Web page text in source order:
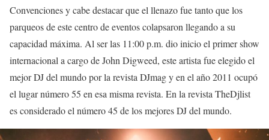
Convenciones y cabe destacar que el llenazo fue tanto que los
parqueos de este centro de eventos colapsaron llegando a su
capacidad máxima. Al ser las 11:00 p.m. dio inicio el primer show
internacional a cargo de John Digweed, este artista fue elegido el
mejor DJ del mundo por la revista DJmag y en el año 2011 ocupó
el lugar número 55 en esa misma revista. En la revista TheDjlist
es considerado el número 45 de los mejores DJ del mundo.